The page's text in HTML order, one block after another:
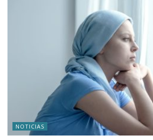
NOTICIAS